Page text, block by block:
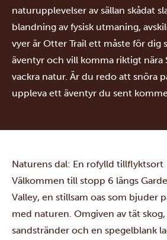
naturupplevelser av sällan skådat
blandning av fysisk utmaning,
vyer är Otter Trail ett måste för dig
äventyr och vill komma riktigt nära
vackra natur. Är du redo att snöra
uppleva ett äventyr du sent
Naturens dal: En rofylld tillflyktsort
Välkommen till stopp 6 längs
Valley, en stillsam oas som bjuder
med naturen. Omgiven av tät
sandstränder och en spegelblank